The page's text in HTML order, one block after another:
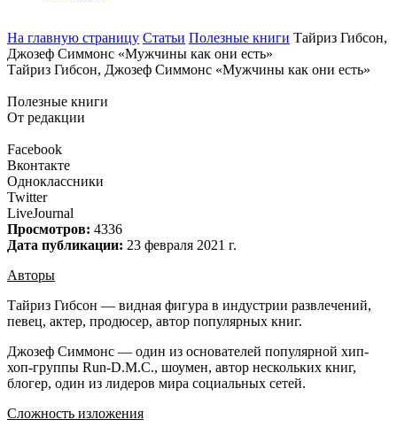
На главную страницу Статьи Полезные книги Тайриз Гибсон,
Джозеф Симмонс «Мужчины как они есть»
Тайриз Гибсон, Джозеф Симмонс «Мужчины как они есть»
Полезные книги
От редакции
Facebook
Вконтакте
Одноклассники
Twitter
LiveJournal
Просмотров: 4336
Дата публикации: 23 февраля 2021 г.
Авторы
Тайриз Гибсон — видная фигура в индустрии развлечений,
певец, актер, продюсер, автор популярных книг.
Джозеф Симмонс — один из основателей популярной хип-
хоп-группы Run-D.M.C., шоумен, автор нескольких книг,
блогер, один из лидеров мира социальных сетей.
Сложность изложения